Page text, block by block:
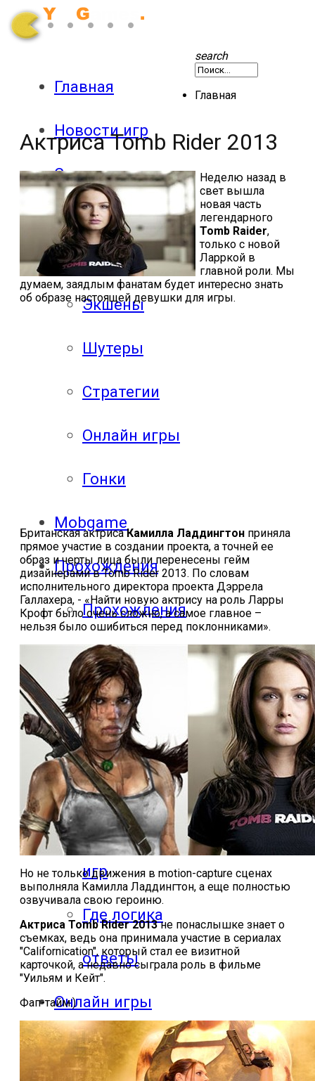
Главная
Новости игр
Секреты
Патчи
Обзоры
Экшены
Шутеры
Стратегии
Онлайн игры
Гонки
Mobgame
Прохождения
Прохождения
компьютерных
игр
Видео
прохождения
мобильных
игр
Где логика
ответы
Онлайн игры
Slither io
search
Главная
Актриса Tomb Rider 2013
Неделю назад в
свет вышла
новая часть
легендарного
Tomb Raider,
только с новой
Ларркой в
главной роли. Мы
думаем, заядлым фанатам будет интересно знать
об образе настоящей девушки для игры.
Британская актрисаКамилла Ладдингтон приняла
прямое участие в создании проекта, а точней ее
образ и черты лица были перенесены гейм
дизайнерами в Tomb Rider 2013. По словам
исполнительного директора проекта Дэррела
Галлахера, - «Найти новую актрису на роль Ларры
Крофт было очень сложно, а самое главное –
нельзя было ошибиться перед поклонниками».
Но не только движения в motion-capture сценах
выполняла Камилла Ладдингтон, а еще полностью
озвучивала свою героиню.
Актриса Tomb Rider 2013не понаслышке знает о
съемках, ведь она принимала участие в сериалах
"Californication", который стал ее визитной
карточкой, а недавно сыграла роль в фильме
"Уильям и Кейт".
Фап-тайм:)